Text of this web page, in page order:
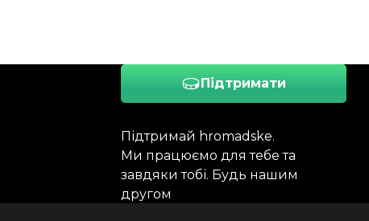
Підтримати
Підтримай hromadske.
Ми працюємо для тебе та
завдяки тобі. Будь нашим
другом